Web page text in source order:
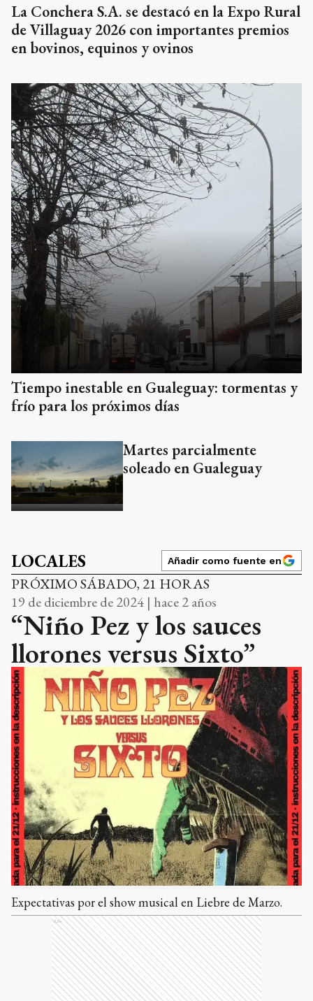
La Conchera S.A. se destacó en la Expo Rural
de Villaguay 2026 con importantes premios
en bovinos, equinos y ovinos
Tiempo inestable en Gualeguay: tormentas y
frío para los próximos días
Martes parcialmente
soleado en Gualeguay
LOCALES Añadir como fuente en
PRÓXIMO SÁBADO, 21 HORAS
19 de diciembre de 2024 | hace 2 años
“Niño Pez y los sauces
llorones versus Sixto”
Expectativas por el show musical en Liebre de Marzo.
Ads